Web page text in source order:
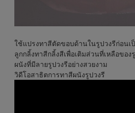
ใช้แปรงทาสีตัดขอบด้านในรูปวงรีก่อน
ลูกกลิ้งทาสีกลิ้งสีเพื่อเติมส่วนที่เหลือขอ
ผนังที่มีลายรูปวงรีอย่างสวยงาม
วิดีโอสาธิตการทาสีผนังรูปวงรี